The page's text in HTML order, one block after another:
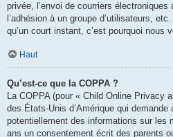
privée, l’envoi de courriers
l’adhésion à un groupe d’utilisateurs,
qu’un court instant, c’est pourquoi nous
Haut
Qu’est-ce que la COPPA ?
La COPPA (pour « Child Online Privacy
des États-Unis d’Amérique qui
potentiellement des informations sur les
ans un consentement écrit des parents